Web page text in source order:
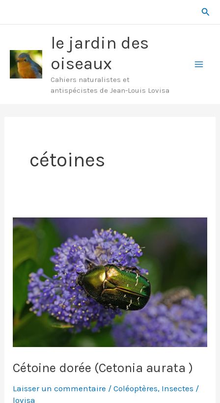
au
le jardin des
oiseaux
Cahiers naturalistes et
antispécistes de Jean-Louis Lovisa
cétoines
Cétoine dorée (Cetonia aurata )
Laisser un commentaire /Coléoptères, Insectes /
lovisa